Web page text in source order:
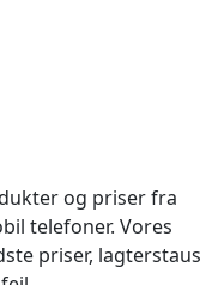
og priser fra
telefoner. Vores
priser, lagterstaus